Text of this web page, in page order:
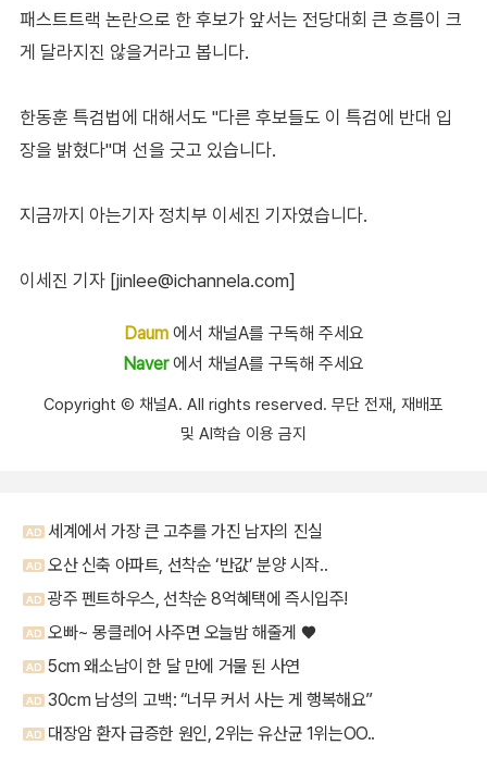
패스트트랙 논란으로 한 후보가 앞서는 전당대회 큰 흐름이 크
게 달라지진 않을거라고 봅니다.
한동훈 특검법에 대해서도 "다른 후보들도 이 특검에 반대 입
장을 밝혔다"며 선을 긋고 있습니다.
지금까지 아는기자 정치부 이세진 기자였습니다.
이세진 기자 [jinlee@ichannela.com]
Daum에서 채널A를 구독해 주세요
Naver에서 채널A를 구독해 주세요
Copyright Ⓒ 채널A. All rights reserved. 무단 전재, 재배포
및 AI학습 이용 금지